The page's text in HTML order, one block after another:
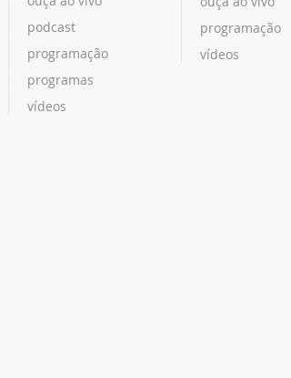
podcast
programação
programas
vídeos
programação
vídeos